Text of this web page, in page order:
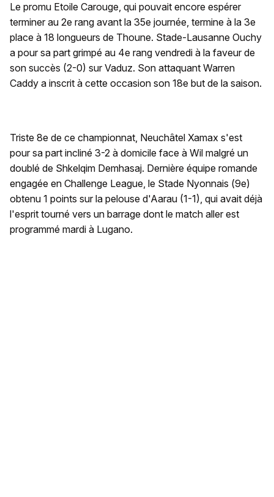
Le promu Etoile Carouge, qui pouvait encore espérer
terminer au 2e rang avant la 35e journée, termine à la 3e
place à 18 longueurs de Thoune. Stade-Lausanne Ouchy
a pour sa part grimpé au 4e rang vendredi à la faveur de
son succès (2-0) sur Vaduz. Son attaquant Warren
Caddy a inscrit à cette occasion son 18e but de la saison.
Triste 8e de ce championnat, Neuchâtel Xamax s'est
pour sa part incliné 3-2 à domicile face à Wil malgré un
doublé de Shkelqim Demhasaj. Dernière équipe romande
engagée en Challenge League, le Stade Nyonnais (9e)
obtenu 1 points sur la pelouse d'Aarau (1-1), qui avait déjà
l'esprit tourné vers un barrage dont le match aller est
programmé mardi à Lugano.